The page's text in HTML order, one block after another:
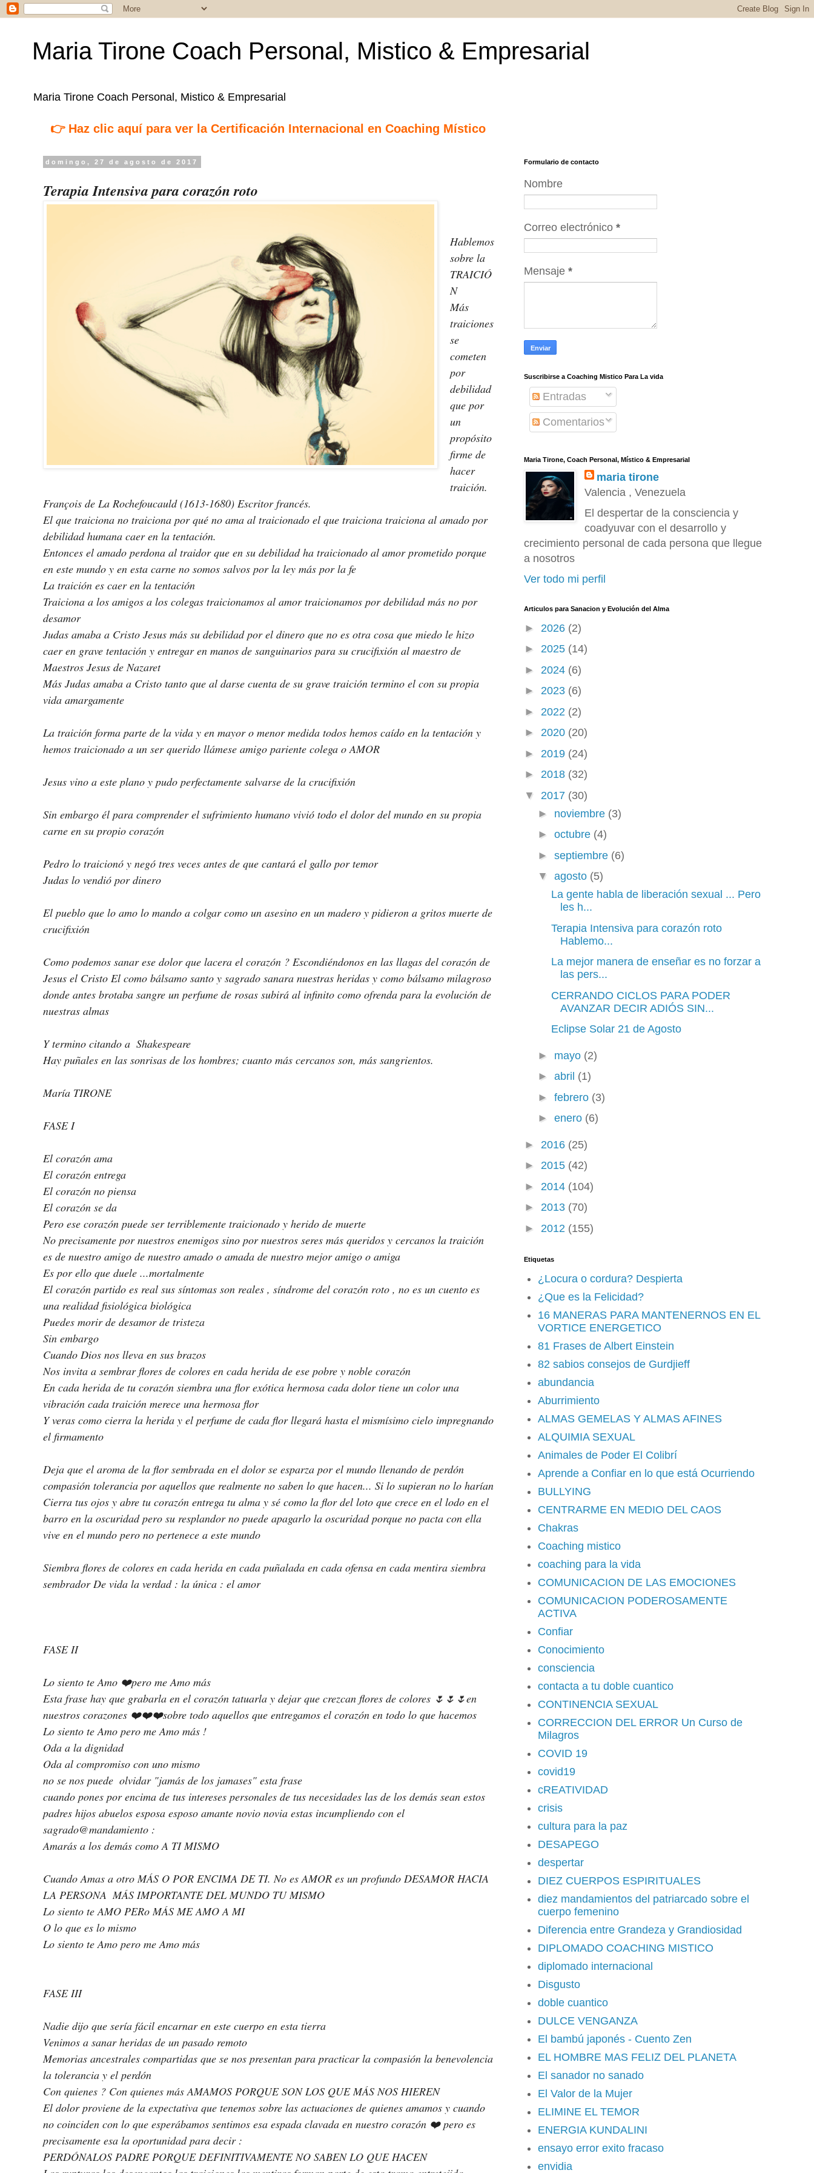
Maria Tirone Coach Personal, Mistico & Empresarial
Maria Tirone Coach Personal, Mistico & Empresarial
👉 Haz clic aquí para ver la Certificación Internacional en Coaching Místico
domingo, 27 de agosto de 2017
Terapia Intensiva para corazón roto
Hablemos
sobre la
TRAICIÓ
N
Más
traiciones
se
cometen
por
debilidad
que por
un
propósito
firme de
hacer
traición.
François de La Rochefoucauld (1613-1680) Escritor francés.
El que traiciona no traiciona por qué no ama al traicionado el que traiciona traiciona al amado por
debilidad humana caer en la tentación.
Entonces el amado perdona al traidor que en su debilidad ha traicionado al amor prometido porque
en este mundo y en esta carne no somos salvos por la ley más por la fe
La traición es caer en la tentación
Traiciona a los amigos a los colegas traicionamos al amor traicionamos por debilidad más no por
desamor
Judas amaba a Cristo Jesus más su debilidad por el dinero que no es otra cosa que miedo le hizo
caer en grave tentación y entregar en manos de sanguinarios para su crucifixión al maestro de
Maestros Jesus de Nazaret
Más Judas amaba a Cristo tanto que al darse cuenta de su grave traición termino el con su propia
vida amargamente
La traición forma parte de la vida y en mayor o menor medida todos hemos caído en la tentación y
hemos traicionado a un ser querido llámese amigo pariente colega o AMOR
Jesus vino a este plano y pudo perfectamente salvarse de la crucifixión
Sin embargo él para comprender el sufrimiento humano vivió todo el dolor del mundo en su propia
carne en su propio corazón
Pedro lo traicionó y negó tres veces antes de que cantará el gallo por temor
Judas lo vendió por dinero
El pueblo que lo amo lo mando a colgar como un asesino en un madero y pidieron a gritos muerte de
crucifixión
Como podemos sanar ese dolor que lacera el corazón ? Escondiéndonos en las llagas del corazón de
Jesus el Cristo El como bálsamo santo y sagrado sanara nuestras heridas y como bálsamo milagroso
donde antes brotaba sangre un perfume de rosas subirá al infinito como ofrenda para la evolución de
nuestras almas
Y termino citando a  Shakespeare
Hay puñales en las sonrisas de los hombres; cuanto más cercanos son, más sangrientos.
María TIRONE
FASE I
El corazón ama
El corazón entrega
El corazón no piensa
El corazón se da
Pero ese corazón puede ser terriblemente traicionado y herido de muerte
No precisamente por nuestros enemigos sino por nuestros seres más queridos y cercanos la traición
es de nuestro amigo de nuestro amado o amada de nuestro mejor amigo o amiga
Es por ello que duele ...mortalmente
El corazón partido es real sus síntomas son reales , síndrome del corazón roto , no es un cuento es
una realidad fisiológica biológica
Puedes morir de desamor de tristeza
Sin embargo
Cuando Dios nos lleva en sus brazos
Nos invita a sembrar flores de colores en cada herida de ese pobre y noble corazón
En cada herida de tu corazón siembra una flor exótica hermosa cada dolor tiene un color una
vibración cada traición merece una hermosa flor
Y veras como cierra la herida y el perfume de cada flor llegará hasta el mismísimo cielo impregnando
el firmamento
Deja que el aroma de la flor sembrada en el dolor se esparza por el mundo llenando de perdón
Cierra tus ojos y abre tu corazón entrega tu alma y sé como la flor del loto que crece en el lodo en el
barro en la oscuridad pero su resplandor no puede apagarlo la oscuridad porque no pacta con ella
vive en el mundo pero no pertenece a este mundo
Siembra flores de colores en cada herida en cada puñalada en cada ofensa en cada mentira siembra
sembrador De vida la verdad : la única : el amor
FASE II
Lo siento te Amo ❤️pero me Amo más
Esta frase hay que grabarla en el corazón tatuarla y dejar que crezcan flores de colores 🌷🌷🌷en
nuestros corazones ❤️❤️❤️sobre todo aquellos que entregamos el corazón en todo lo que hacemos
Lo siento te Amo pero me Amo más !
Oda a la dignidad
Oda al compromiso con uno mismo
no se nos puede  olvidar "jamás de los jamases" esta frase
cuando pones por encima de tus intereses personales de tus necesidades las de los demás sean estos
padres hijos abuelos esposa esposo amante novio novia estas incumpliendo con el
sagrado@mandamiento :
Amarás a los demás como A TI MISMO
Cuando Amas a otro MÁS O POR ENCIMA DE TI. No es AMOR es un profundo DESAMOR HACIA
LA PERSONA  MÁS IMPORTANTE DEL MUNDO TU MISMO
Lo siento te AMO PERo MÁS ME AMO A MI
O lo que es lo mismo
Lo siento te Amo pero me Amo más
FASE III
Nadie dijo que sería fácil encarnar en este cuerpo en esta tierra
Venimos a sanar heridas de un pasado remoto
Memorias ancestrales compartidas que se nos presentan para practicar la compasión la benevolencia
la tolerancia y el perdón
Con quienes ? Con quienes más AMAMOS PORQUE SON LOS QUE MÁS NOS HIEREN
El dolor proviene de la expectativa que tenemos sobre las actuaciones de quienes amamos y cuando
no coinciden con lo que esperábamos sentimos esa espada clavada en nuestro corazón ❤️ pero es
precisamente esa la oportunidad para decir :
PERDÓNALOS PADRE PORQUE DEFINITIVAMENTE NO SABEN LO QUE HACEN
Formulario de contacto
Nombre
Correo electrónico *
Mensaje *
Suscribirse a Coaching Mistico Para La vida
Entradas
Comentarios
Maria Tirone, Coach Personal, Místico & Empresarial
maria tirone
Valencia , Venezuela
El despertar de la consciencia y
coadyuvar con el desarrollo y
crecimiento personal de cada persona que llegue
a nosotros
Ver todo mi perfil
Articulos para Sanacion y Evolución del Alma
► 2026 (2)
► 2025 (14)
► 2024 (6)
► 2023 (6)
► 2022 (2)
► 2020 (20)
► 2019 (24)
► 2018 (32)
▼ 2017 (30)
► noviembre (3)
► octubre (4)
► septiembre (6)
▼ agosto (5)
La gente habla de liberación sexual ... Pero
les h...
Terapia Intensiva para corazón roto
Hablemo...
La mejor manera de enseñar es no forzar a
las pers...
CERRANDO CICLOS PARA PODER
AVANZAR DECIR ADIÓS SIN...
Eclipse Solar 21 de Agosto
► mayo (2)
► abril (1)
► febrero (3)
► enero (6)
► 2016 (25)
► 2015 (42)
► 2014 (104)
► 2013 (70)
► 2012 (155)
Etiquetas
¿Locura o cordura? Despierta
¿Que es la Felicidad?
16 MANERAS PARA MANTENERNOS EN EL
VORTICE ENERGETICO
81 Frases de Albert Einstein
82 sabios consejos de Gurdjieff
abundancia
Aburrimiento
ALMAS GEMELAS Y ALMAS AFINES
ALQUIMIA SEXUAL
Animales de Poder El Colibrí
Aprende a Confiar en lo que está Ocurriendo
BULLYING
CENTRARME EN MEDIO DEL CAOS
Chakras
Coaching mistico
coaching para la vida
COMUNICACION DE LAS EMOCIONES
COMUNICACION PODEROSAMENTE
ACTIVA
Confiar
Conocimiento
consciencia
contacta a tu doble cuantico
CONTINENCIA SEXUAL
CORRECCION DEL ERROR Un Curso de
Milagros
COVID 19
covid19
cREATIVIDAD
crisis
cultura para la paz
DESAPEGO
despertar
DIEZ CUERPOS ESPIRITUALES
diez mandamientos del patriarcado sobre el
cuerpo femenino
Diferencia entre Grandeza y Grandiosidad
DIPLOMADO COACHING MISTICO
diplomado internacional
Disgusto
doble cuantico
DULCE VENGANZA
El bambú japonés - Cuento Zen
EL HOMBRE MAS FELIZ DEL PLANETA
El sanador no sanado
El Valor de la Mujer
ELIMINE EL TEMOR
ENERGIA KUNDALINI
ensayo error exito fracaso
envidia